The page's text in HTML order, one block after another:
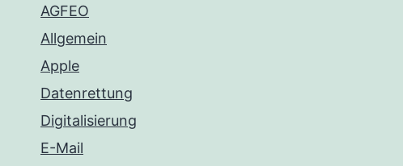
AGFEO
Allgemein
Apple
Datenrettung
Digitalisierung
E-Mail